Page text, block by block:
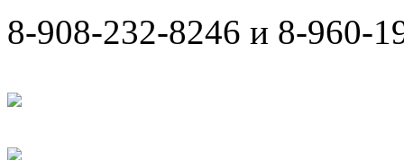
8-908-232-8246 и 8-960-